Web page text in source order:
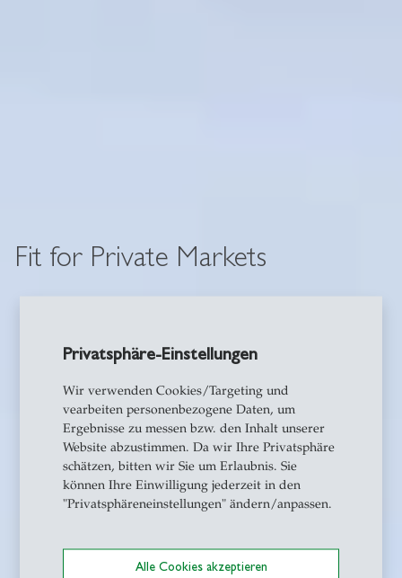
Privatsphäre-Einstellungen
Wir verwenden Cookies/Targeting und
vearbeiten personenbezogene Daten, um
Ergebnisse zu messen bzw. den Inhalt unserer
Website abzustimmen. Da wir Ihre Privatsphäre
schätzen, bitten wir Sie um Erlaubnis. Sie
können Ihre Einwilligung jederzeit in den
"Privatsphäreneinstellungen" ändern/anpassen.
Alle Cookies akzeptieren
Fit for Private Markets